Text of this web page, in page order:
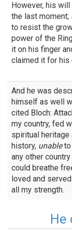
However, his
the last moment;
to resist the
power of the
it on his finger
claimed it for his
And he was
himself as well
cited Bloch:
my country, fed
spiritual heritage
history, unableto
any other
could breathe
loved and
all my strength.
Не